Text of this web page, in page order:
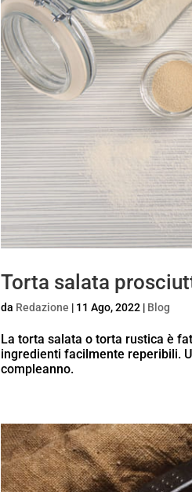
Torta salata
da Redazione | 11 Ago, 2022 | Blog
La torta salata o torta rustica è
ingredienti facilmente reperibili.
compleanno.